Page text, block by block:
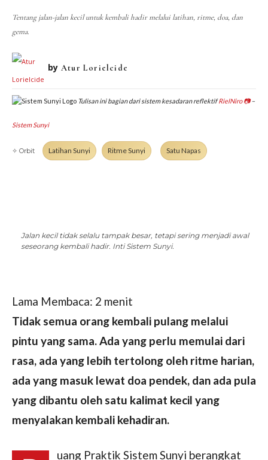
Tentang jalan-jalan kecil untuk kembali hadir melalui latihan, ritme, doa, dan
gema.
by Atur Lorielcide
Tulisan ini bagian dari sistem kesadaran reflektifRielNiro 📷–
Sistem Sunyi
✧ Orbit Latihan Sunyi Ritme Sunyi Satu Napas
Jalan kecil tidak selalu tampak besar, tetapi sering menjadi awal
seseorang kembali hadir. Inti Sistem Sunyi.
Lama Membaca: 2 menit
Tidak semua orang kembali pulang melalui
pintu yang sama. Ada yang perlu memulai dari
rasa, ada yang lebih tertolong oleh ritme harian,
ada yang masuk lewat doa pendek, dan ada pula
yang dibantu oleh satu kalimat kecil yang
menyalakan kembali kehadiran.
uang Praktik Sistem Sunyi berangkat